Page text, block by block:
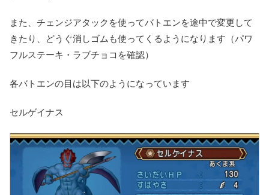
また、チェンジアタックを使ってバトエンを途中で変更して
きたり、どうぐ消しゴムも使ってくるようになります（パワ
フルステーキ・ラブチョコを確認）
各バトエンの目は以下のようになっています
セルゲイナス